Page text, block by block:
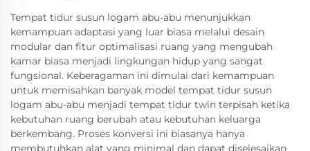
Tempat tidur susun logam abu-abu menunjukkan
kemampuan adaptasi yang luar biasa melalui desain
modular dan fitur optimalisasi ruang yang mengubah
kamar biasa menjadi lingkungan hidup yang sangat
fungsional. Keberagaman ini dimulai dari kemampuan
untuk memisahkan banyak model tempat tidur susun
logam abu-abu menjadi tempat tidur twin terpisah ketika
kebutuhan ruang berubah atau kebutuhan keluarga
berkembang. Proses konversi ini biasanya hanya
membutuhkan alat yang minimal dan dapat diselesaikan